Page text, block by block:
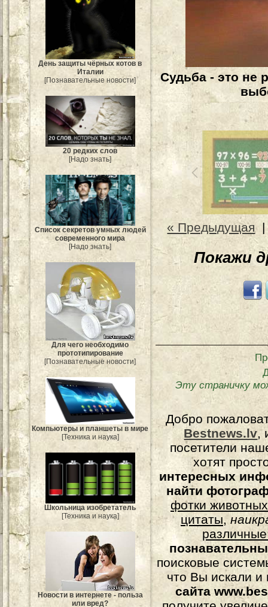
День защиты чёрных котов в
Италии
[Познавательные новости]
20 редких слов
[Надо знать]
Список секретов умных людей
современного мира
[Надо знать]
Для чего необходимо
прототипирование
[Познавательные новости]
Компьютеры и планшеты в мире
[Техника и наука]
Школьница изобретатель
[Техника и наука]
Новости в интернете - польза
или вред?
Судьба - это не
« Предыдущая
Покажи
Эту страничку
Добро
Bestnews.lv,
посетители
хотят
интересных
найти
фотки животных
цитаты,
поисковые
что Вы искали и
сайта